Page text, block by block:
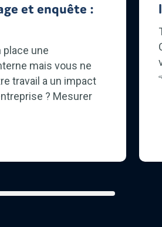
et enquête :
place une
mais vous ne
travail a un impact
? Mesurer